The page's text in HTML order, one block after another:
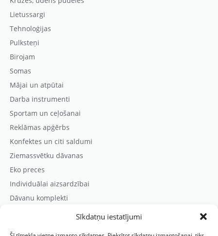
Sīkdatņu iestatījumi
Lietussargi
Tehnoloģijas
Pulksteņi
Birojam
Somas
Mājai un atpūtai
Darba instrumenti
Sportam un ceļošanai
Reklāmas apģērbs
Konfektes un citi saldumi
Ziemassvētku dāvanas
Eko preces
Individuālai aizsardzībai
Dāvanu komplekti
Kontaktinformācija